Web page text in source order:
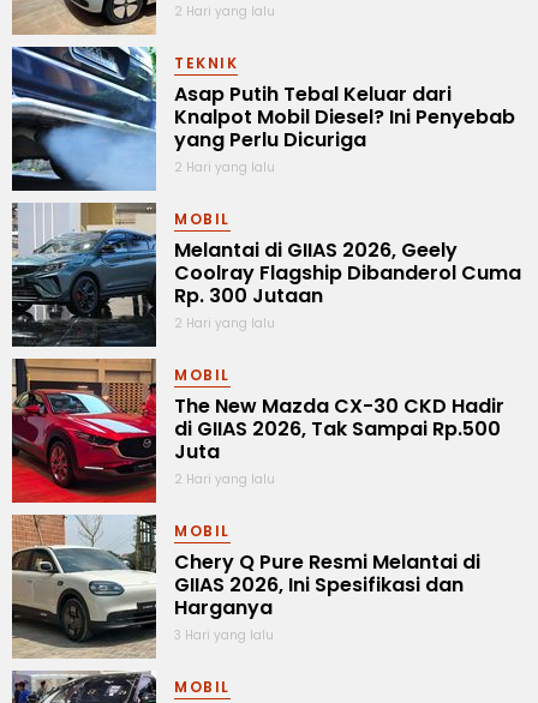
2 Hari yang lalu
TEKNIK
Asap Putih Tebal Keluar dari
Knalpot Mobil Diesel? Ini Penyebab
yang Perlu Dicuriga
2 Hari yang lalu
MOBIL
Melantai di GIIAS 2026, Geely
Coolray Flagship Dibanderol Cuma
Rp. 300 Jutaan
2 Hari yang lalu
MOBIL
The New Mazda CX-30 CKD Hadir
di GIIAS 2026, Tak Sampai Rp.500
Juta
2 Hari yang lalu
MOBIL
Chery Q Pure Resmi Melantai di
GIIAS 2026, Ini Spesifikasi dan
Harganya
3 Hari yang lalu
MOBIL